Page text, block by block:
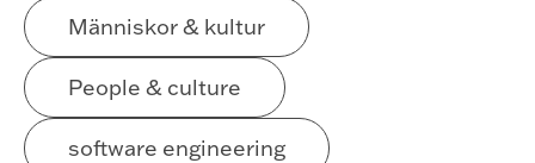
Människor & kultur
People & culture
software engineering